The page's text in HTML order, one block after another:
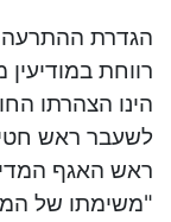
הגדרת ההתרעה
רווחת
הינו הצהרתו
ראש האגף
"משימתו של